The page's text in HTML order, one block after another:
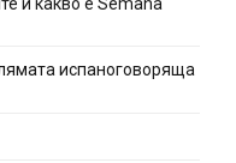
испаноговоряща